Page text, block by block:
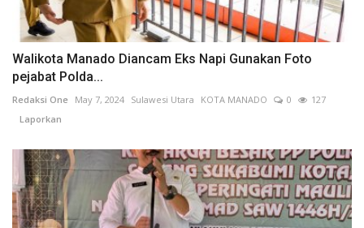
Walikota Manado Diancam Eks Napi Gunakan Foto
pejabat Polda...
Redaksi One May 7, 2024 Sulawesi Utara KOTA MANADO 0
127
Laporkan